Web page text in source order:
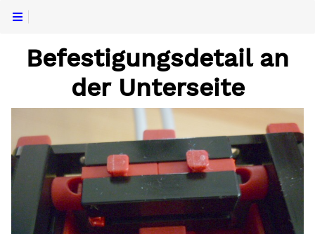
Befestigungsdetail an
der Unterseite